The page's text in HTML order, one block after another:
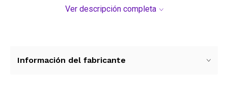
LED de tres coma seis pulgadas ofrece una
la decoracion de cualquier bano o habitacion,
Ver descripción completa
Información del fabricante